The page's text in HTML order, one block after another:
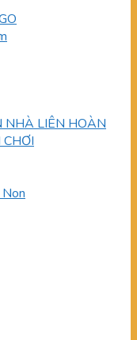
NHÀ LIÊN HOÀN